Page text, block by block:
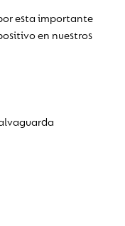
esta importante
en nuestros